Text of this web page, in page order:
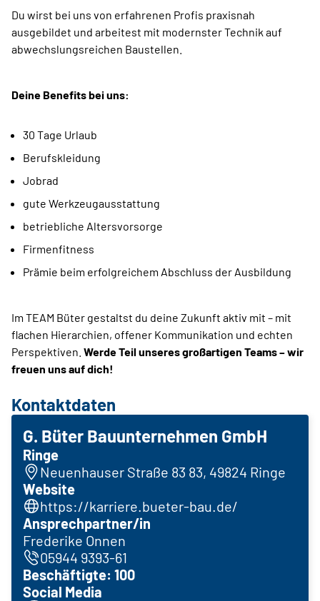
Du wirst bei uns von erfahrenen Profis praxisnah
ausgebildet und arbeitest mit modernster Technik auf
abwechslungsreichen Baustellen.
Deine Benefits bei uns:
30 Tage Urlaub
Berufskleidung
Jobrad
gute Werkzeugausstattung
betriebliche Altersvorsorge
Firmenfitness
Prämie beim erfolgreichem Abschluss der Ausbildung
Im TEAM Büter gestaltst du deine Zukunft aktiv mit – mit
flachen Hierarchien, offener Kommunikation und echten
Perspektiven. Werde Teil unseres großartigen Teams – wir
freuen uns auf dich!
Kontaktdaten
G. Büter Bauunternehmen GmbH
Ringe
Neuenhauser Straße 83 83, 49824 Ringe
Website
https://karriere.bueter-bau.de/
Ansprechpartner/in
Frederike Onnen
05944 9393-61
Beschäftigte: 100
Social Media